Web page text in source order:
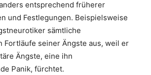
entsprechend früherer
und Festlegungen. Beispielsweise
sämtliche
Fortläufe seiner Ängste aus, weil er
Ängste, eine ihn
Panik, fürchtet.